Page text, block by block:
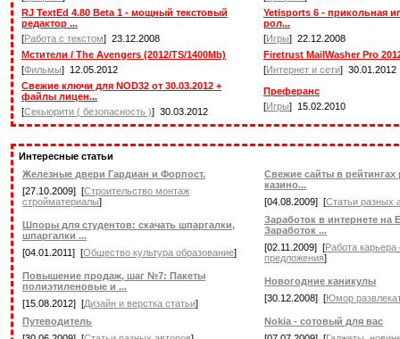
RJ TextEd 4.80 Beta 1 - мощный текстовый
редактор ...
[Работа с текстом] 23.12.2008
Yetisports 6 - прикольная
рол...
[Игры] 22.12.2008
Мстители / The Avengers (2012/TS/1400Mb)
[Фильмы] 12.05.2012
Firetrust MailWasher Pro
[Интернет и сети] 30.01.2012
Свежие ключи для NOD32 от 30.03.2012 +
файлы лицен...
[Секьюрити ( безопасность )] 30.03.2012
Преферанс
[Игры] 15.02.2010
Интересные статьи
Железные двери Гардиан и Форпост.
[27.10.2009] [Строительство монтаж
стройматериалы]
Свежие сайты в рейтингах
казино...
[04.08.2009] [Статьи разных
Шпоры для студентов: скачать шпаргалки,
шпаргалки ...
[04.01.2011] [Общество культура образование]
Заработок в интернете на
Заработок ...
[02.11.2009] [Работа
предложения]
Повышение продаж, шаг №7: Пакеты
полиэтиленовые и ...
[15.08.2012] [Дизайн и верстка статьи]
Новогодние каникулы
[30.12.2008] [Юмор
Путеводитель
Nokia - сотовый для вас